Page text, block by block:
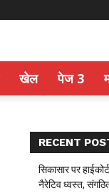
खेल पेज 3
RECENT
सिकासार पर
नैरेटिव ध्वस्त,